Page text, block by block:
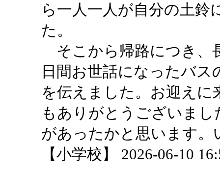
ら一人一人が自分の土鈴
た。
そこから帰路につき、
日間お世話になったバ
を伝えました。お迎え
もありがとうございま
があったかと思います
【小学校】 2026-06-10